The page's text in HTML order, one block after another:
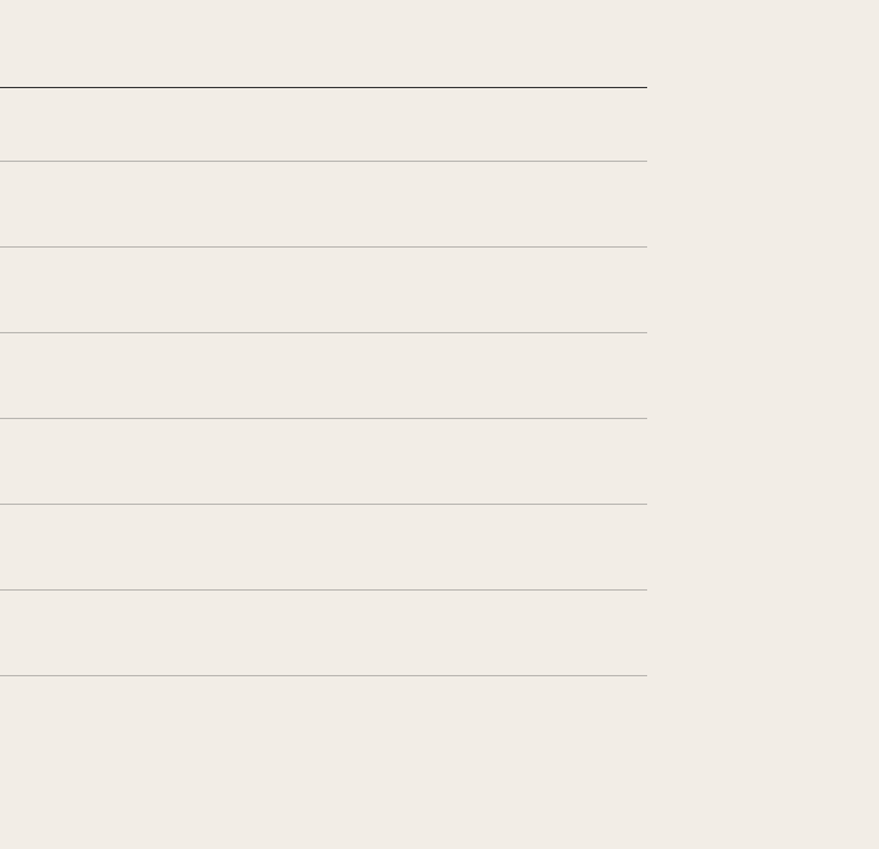
Phuket lufthavn